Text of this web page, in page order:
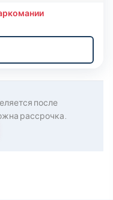
после
рассрочка.